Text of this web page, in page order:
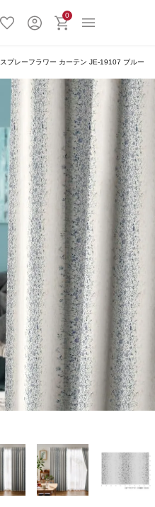
0
スプレーフラワー カーテン JE-19107 ブルー